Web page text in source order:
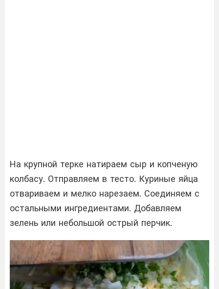
На крупной терке натираем сыр и копченую
колбасу. Отправляем в тесто. Куриные яйца
отвариваем и мелко нарезаем. Соединяем с
остальными ингредиентами. Добавляем
зелень или небольшой острый перчик.